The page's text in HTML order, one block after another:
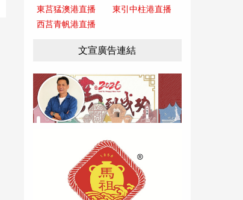
東莒猛澳港直播
東引中柱港直播
西莒青帆港直播
文宣廣告連結